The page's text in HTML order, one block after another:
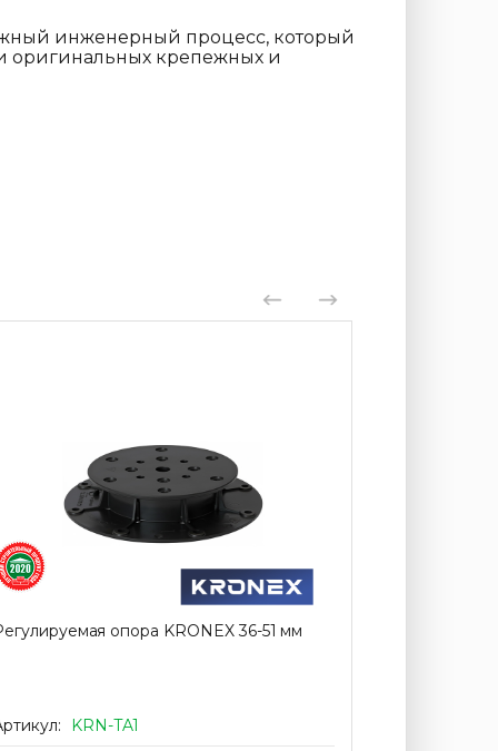
инженерный процесс, который
оригинальных крепежных и
опора KRONEX 36-51 мм
KRN-TA1